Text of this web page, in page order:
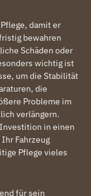
damit er
bewahren
Schäden oder
wichtig ist
um die Stabilität
die
Probleme im
verlängern.
in einen
Fahrzeug
Pflege vieles
für sein